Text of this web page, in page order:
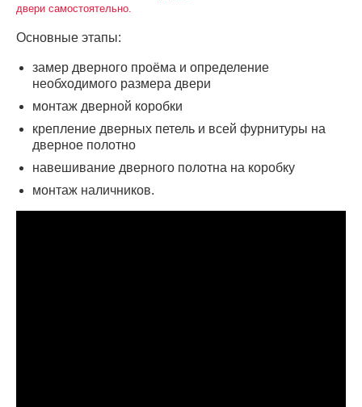
двери самостоятельно.
Основные этапы:
замер дверного проёма и определение
необходимого размера двери
монтаж дверной коробки
крепление дверных петель и всей фурнитуры на
дверное полотно
навешивание дверного полотна на коробку
монтаж наличников.